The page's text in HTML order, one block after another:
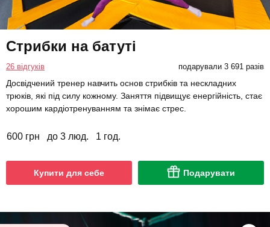
Стрибки на батуті
26 відгуків подарували 3 691 разів
Досвідчений тренер навчить основ стрибків та нескладних
трюків, які під силу кожному. Заняття підвищує енергійність, стає
хорошим кардіотренуванням та знімає стрес.
600 грн до 3 люд. 1 год.
Купити для себе Подарувати